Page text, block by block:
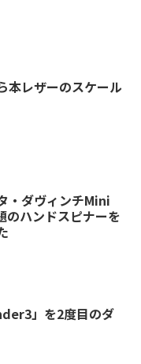
本レザーのスケール
・ダヴィンチMini
のハンドスピナーを
」を2度目のダ